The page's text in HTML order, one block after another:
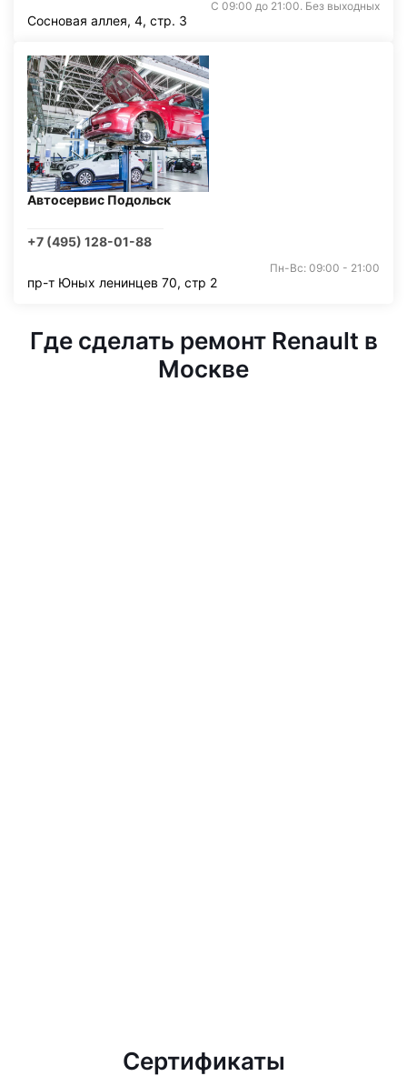
С 09:00 до 21:00. Без выходных
Сосновая аллея, 4, стр. 3
Автосервис Подольск
+7 (495) 128-01-88
Пн-Вс: 09:00 - 21:00
пр-т Юных ленинцев 70, стр 2
Где сделать ремонт Renault в
Москве
Сертификаты